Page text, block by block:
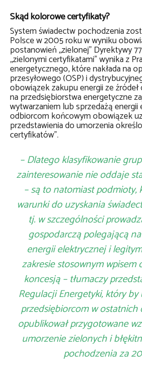
Skąd kolorowe certyfikaty?
System świadectw pochodzenia
Polsce w 2005 roku w wyniku
postanowień ,,zielonej” Dyrektywy
,,zielonymi certyfikatami” wynika z
energetycznego, które nakłada na
przesyłowego (OSP) i
obowiązek zakupu energii ze
na przedsiębiorstwa energetyczne
wytwarzaniem lub sprzedażą
odbiorcom końcowym obowiązek
przedstawienia do umorzenia
certyfikatów”.
– Dlatego klasyfikowanie
zainteresowanie nie oddaje
– są to natomiast podmioty,
warunki do uzyskania
tj. w szczególności
gospodarczą polegającą
energii elektrycznej i
zakresie stosownym wpisem
koncesją – tłumaczy
Regulacji Energetyki, który by
przedsiębiorcom w ostatnich
opublikował przygotowane
umorzenie zielonych i
pochodzenia za